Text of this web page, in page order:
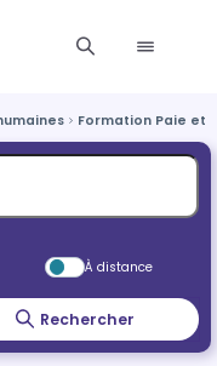
Formation Paie et
À distance
Rechercher